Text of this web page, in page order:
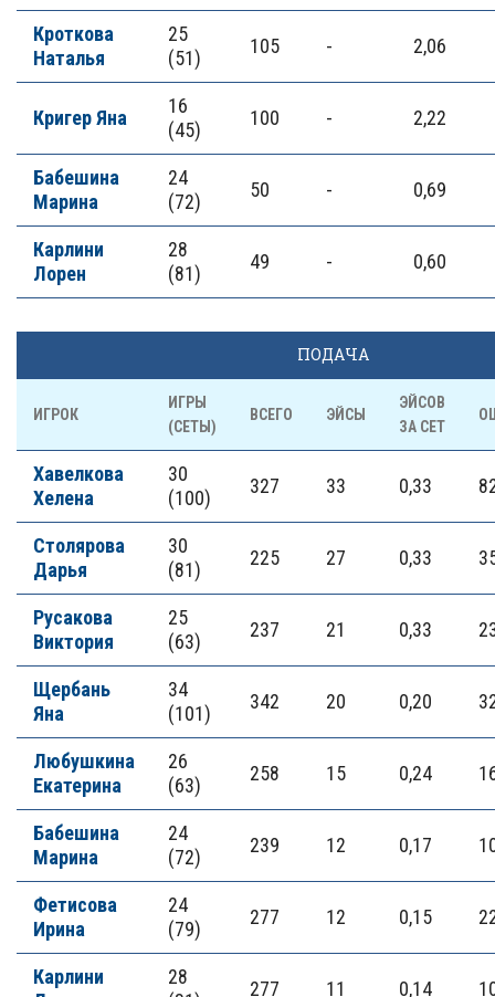
Кроткова
Наталья
25
(51)
105 - 2,06
Кригер Яна
16
(45)
100 - 2,22
Бабешина
Марина
24
(72)
50 - 0,69
Карлини
Лорен
28
(81)
49 - 0,60
ПОДАЧА
ИГРОК
ИГРЫ
(СЕТЫ)
ВСЕГО ЭЙСЫ
ЭЙСОВ
ЗА СЕТ
Хавелкова
Хелена
30
(100)
327 33 0,33
Столярова
Дарья
30
(81)
225 27 0,33
Русакова
Виктория
25
(63)
237 21 0,33
Щербань
Яна
34
(101)
342 20 0,20
Любушкина
Екатерина
26
(63)
258 15 0,24
Бабешина
Марина
24
(72)
239 12 0,17
Фетисова
Ирина
24
(79)
277 12 0,15
Карлини
28
277 11 0,14